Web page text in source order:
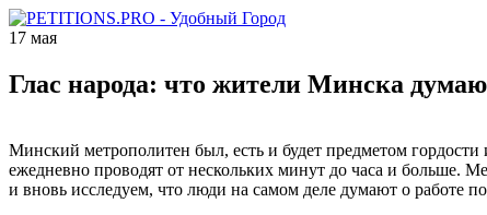
17 мая
Глас народа: что жители Минска
Минский метрополитен был, есть и будет предметом
ежедневно проводят от нескольких минут до часа и больше.
и вновь исследуем, что люди на самом деле думают о работе